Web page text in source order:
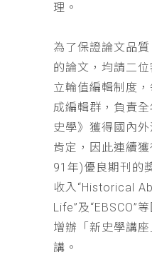
理。
為了保證論文品
的論文，均請二
立輪值編輯制度
成編輯群，負責
史學》獲得國內
肯定，因此連續
91年)優良期刊的
收入“Historical
Life”及“EBSCO”
增辦「新史學講
講。